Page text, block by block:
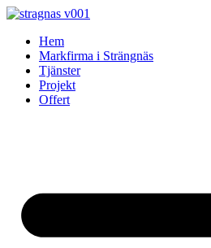
Skip
contentHem
Markfirma i Strängnäs
Tjänster
Projekt
Offert